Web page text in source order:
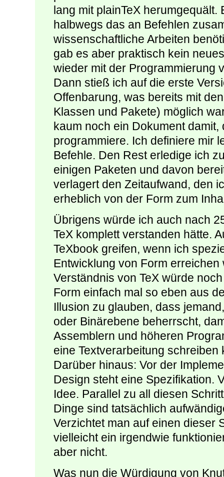
lang mit plainTeX
halbwegs das an Befehlen
wissenschaftliche Arbeiten
gab es aber praktisch kein
wieder mit der Programmierung
Dann stieß ich auf die erste
Offenbarung, was bereits mit
Klassen und Pakete) möglich
kaum noch ein Dokument
programmiere. Ich definiere mir
Befehle. Den Rest erledige ich
einigen Paketen und davon
verlagert den Zeitaufwand, den
erheblich von der Form zum
Übrigens würde ich auch nach
TeX komplett verstanden hätte.
TeXbook greifen, wenn ich
Entwicklung von Form
Verständnis von TeX würde
Form einfach mal so eben aus
Illusion zu glauben, dass
oder Binärebene beherrscht,
Assemblern und höheren
eine Textverarbeitung schreiben
Darüber hinaus: Vor der
Design steht eine Spezifikation.
Idee. Parallel zu all diesen
Dinge sind tatsächlich
Verzichtet man auf einen dieser
vielleicht ein irgendwie
aber nicht.
Was nun die Würdigung von